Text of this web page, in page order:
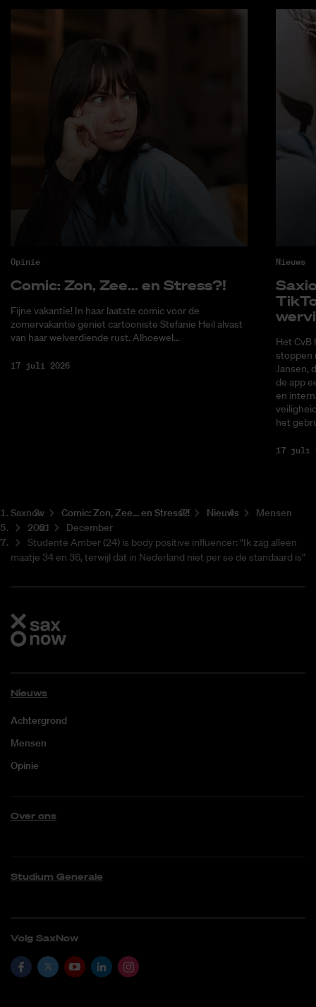
Opinie
Co­mic: Zon, Zee... en Stress?!
Fijne vakantie! In haar laatste comic voor de
zomervakantie geniet cartooniste Stefanie Heil alvast
van haar welverdiende rust. Alhoewel...
17 juli 2026
Nieuws
Het CvB
stoppen
Jansen,
de app
en
het
17 juli
Saxnow Co­mic: Zon, Zee... en Stress?! Nieuws
Mensen
2021
December
Studente Amber (24) is body positive influencer: “Ik zag alleen
maatje 34 en 36, terwijl dat in Nederland niet per se de standaard is”
Nieuws
Achtergrond
Mensen
Opinie
Over ons
Studium Generale
Volg SaxNow